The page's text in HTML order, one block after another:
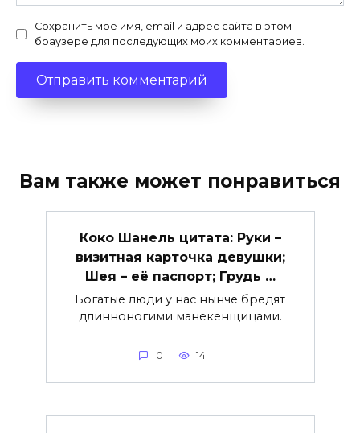
Сохранить моё имя, email и адрес сайта в этом
браузере для последующих моих комментариев.
Вам также может понравиться
Коко Шанель цитата: Руки –
визитная карточка девушки;
Шея – её паспорт; Грудь …
Богатые люди у нас нынче бредят
длинноногими манекенщицами.
0 14